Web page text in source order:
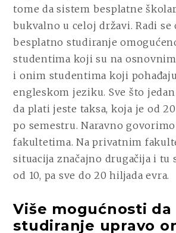
tome da sistem besplatne
bukvalno u celoj državi. Radi se
besplatno studiranje
studentima koji su na
i onim studentima koji
engleskom jeziku. Sve što
da plati jeste taksa, koja je od
po semestru. Naravno
fakultetima. Na privatnim
situacija značajno drugačija i tu
od 10, pa sve do 20 hiljada evra.
Više mogućnosti da
studiranje upravo